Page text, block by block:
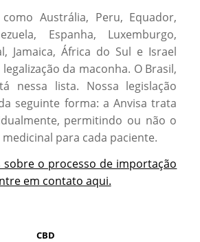
Austrália, Peru, Equador,
Espanha, Luxemburgo,
Jamaica, África do Sul e Israel
da maconha. O Brasil,
nessa lista. Nossa legislação
seguinte forma: a Anvisa trata
permitindo ou não o
para cada paciente.
sobre o processo de importação
em contato aqui.
CBD